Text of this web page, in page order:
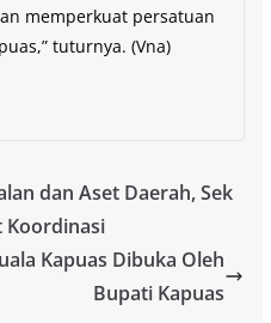
memperkuat persatuan
tuturnya. (Vna)
dan Aset Daerah, Sek
Koordinasi
Kapuas Dibuka Oleh
Bupati Kapuas